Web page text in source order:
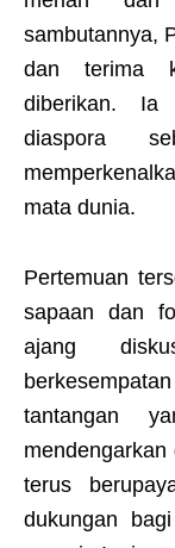
sambutannya,
dan terima
diberikan. Ia
diaspora
mata dunia.
Pertemuan
sapaan dan
ajang
tantangan
terus
dukungan